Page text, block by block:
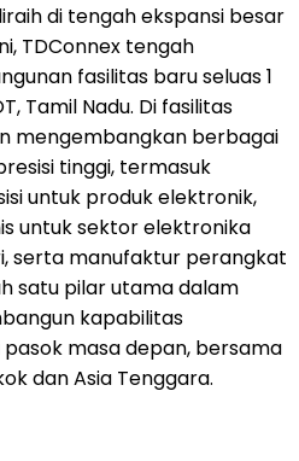
di tengah ekspansi besar
TDConnex tengah
fasilitas baru seluas 1
Tamil Nadu. Di fasilitas
mengembangkan berbagai
tinggi, termasuk
untuk produk elektronik,
untuk sektor elektronika
serta manufaktur perangkat
satu pilar utama dalam
kapabilitas
masa depan, bersama
dan Asia Tenggara.